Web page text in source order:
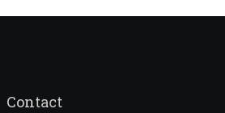
Contact